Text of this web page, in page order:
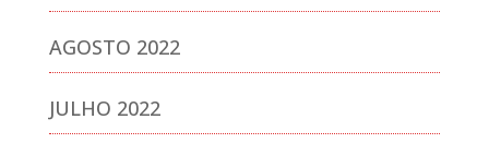
AGOSTO 2022
JULHO 2022